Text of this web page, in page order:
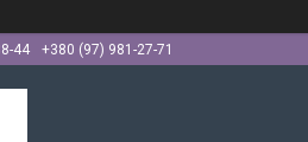
44
+380 (97) 981-27-71